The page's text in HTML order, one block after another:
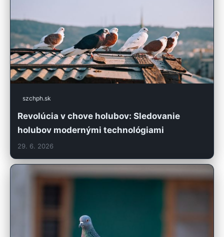
szchph.sk
Revolúcia v chove holubov: Sledovanie
holubov modernými technológiami
29. 6. 2026